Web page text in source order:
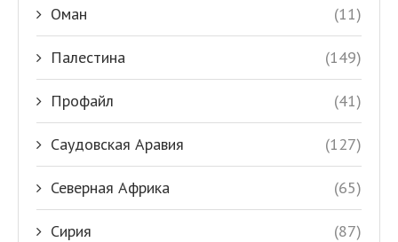
Оман (11)
Палестина (149)
Профайл (41)
Саудовская Аравия (127)
Северная Африка (65)
Сирия (87)